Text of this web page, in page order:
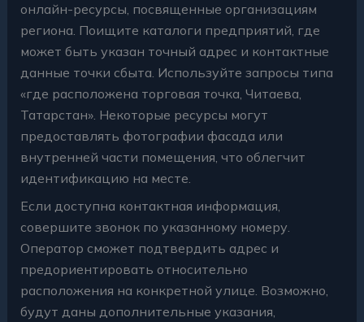
онлайн-ресурсы, посвященные организациям
региона. Поищите каталоги предприятий, где
может быть указан точный адрес и контактные
данные точки сбыта. Используйте запросы типа
«где расположена торговая точка, Читаева,
Татарстан». Некоторые ресурсы могут
предоставлять фотографии фасада или
внутренней части помещения, что облегчит
идентификацию на месте.
Если доступна контактная информация,
совершите звонок по указанному номеру.
Оператор сможет подтвердить адрес и
предориентировать относительно
расположения на конкретной улице. Возможно,
будут даны дополнительные указания,